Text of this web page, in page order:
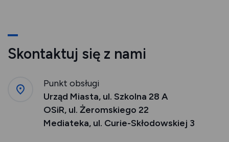
Skontaktuj się z nami
Punkt obsługi
Urząd Miasta, ul. Szkolna 28 A
OSiR, ul. Żeromskiego 22
Mediateka, ul. Curie-Skłodowskiej 3